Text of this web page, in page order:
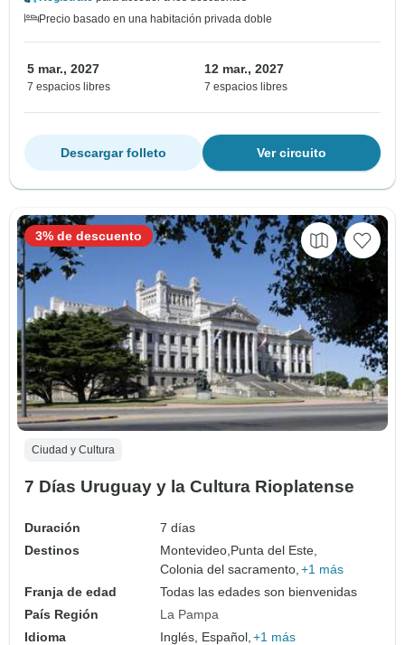
Precio basado en una habitación privada doble
5 mar., 2027
7 espacios libres
12 mar., 2027
7 espacios libres
Ver circuito
Descargar folleto
Ciudad y Cultura
7 Días Uruguay y la Cultura Rioplatense
Duración
7 días
Destinos
Montevideo, Punta del Este,
Colonia del sacramento, +1 más
Franja de edad
Todas las edades son bienvenidas
País Región
La Pampa
Idioma
Inglés, Español, +1 más
3% de descuento